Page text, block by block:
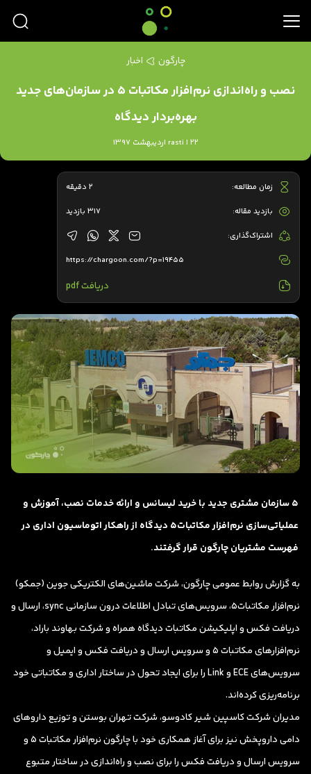
چارگون اخبار
نصب و راه‌اندازی نرم‌افزار مکاتبات 5 در سازمان‌های جدید
بهره‌بردار دیدگاه
rasti | 22 اردیبهشت 1397
5 سازمان مشتری جدید با خرید لیسانس و ارائه خدمات نصب، آموزش و
عملیاتی‌سازی نرم‌افزار مکاتبات5 دیدگاه از راهکار اتوماسیون اداری در
فهرست مشتریان چارگون قرار گرفتند.
به گزارش روابط عمومی چارگون، شرکت ماشین‌های الکتریکی جوین (جمکو)
نرم‌افزار مکاتبات۵، سرویس‌های تبادل اطلاعات درون سازمانی sync، ارسال و
دریافت فکس و اپلیکیشن مکاتبات دیدگاه همراه و شرکت بهاوند باراد،
نرم‌افزارهای مکاتبات ۵ و سرویس ارسال و دریافت فکس و ایمیل و
سرویس‌های ECE و Link را برای ایجاد تحول در ساختار اداری و مکاتباتی خود
برنامه‌ریزی کرده‌اند.
مدیران شرکت کاسپین شیر کادوسو، شرکت تهران بوستن و توزیع داروهای
دامی داروپخش نیز برای آغاز همکاری خود با چارگون نرم‌افزار مکاتبات 5 و
سرویس ارسال و دریافت فکس را برای نصب و راه‌اندازی در ساختار متبوع
زمان مطالعه: 2 دقیقه
بازدید مقاله: 317 بازدید
اشتراک‌گذاری:
https://chargoon.com/?p=19455
دریافت pdf